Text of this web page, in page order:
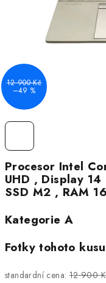
Procesor Intel
UHD , Display
SSD M2 , RAM
Kategorie A
Fotky tohoto
standardní cena: 12 900
12 900 Kč
–49 %